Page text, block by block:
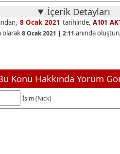
İçerik Detayları
8 Ocak 2021 tarihinde,A101
olarak8 Ocak 2021 | 2:11 anında
Konu Hakkında Yorum
İsim (Nick)